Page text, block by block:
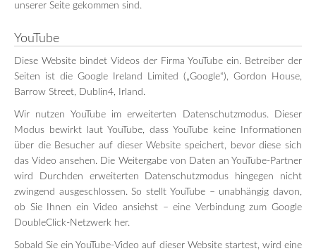
unserer Seite gekommen sind.
YouTube
Diese Website bindet Videos der Firma YouTube ein. Betreiber der
Seiten ist die Google Ireland Limited („Google“), Gordon House,
Barrow Street, Dublin4, Irland.
Wir nutzen YouTube im erweiterten Datenschutzmodus. Dieser
Modus bewirkt laut YouTube, dass YouTube keine Informationen
über die Besucher auf dieser Website speichert, bevor diese sich
das Video ansehen. Die Weitergabe von Daten an YouTube-Partner
wird Durchden erweiterten Datenschutzmodus hingegen nicht
zwingend ausgeschlossen. So stellt YouTube – unabhängig davon,
ob Sie Ihnen ein Video ansiehst – eine Verbindung zum Google
DoubleClick-Netzwerk her.
Sobald Sie ein YouTube-Video auf dieser Website startest, wird eine